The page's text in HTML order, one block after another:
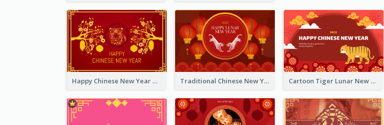
Happy Chinese New Year Greeting Card With Chinese Tree Illustration Traditional Chinese New Year Celebration Greeting Card Cartoon Tiger Lunar New Year Greeting Card